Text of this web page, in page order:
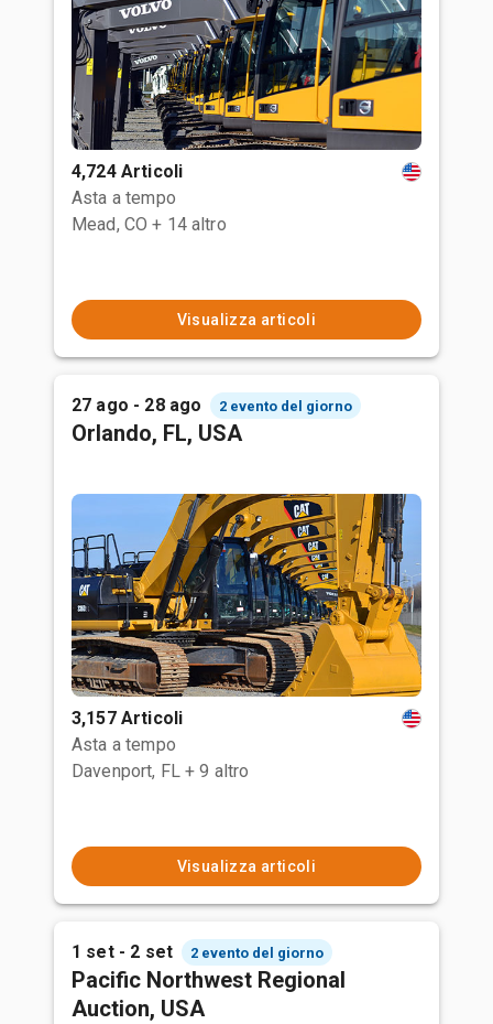
4,724 Articoli
Asta a tempo
Mead, CO + 14 altro
Visualizza articoli
27 ago - 28 ago 2 evento del giorno
Orlando, FL, USA
3,157 Articoli
Asta a tempo
Davenport, FL + 9 altro
Visualizza articoli
1 set - 2 set 2 evento del giorno
Pacific Northwest Regional
Auction, USA